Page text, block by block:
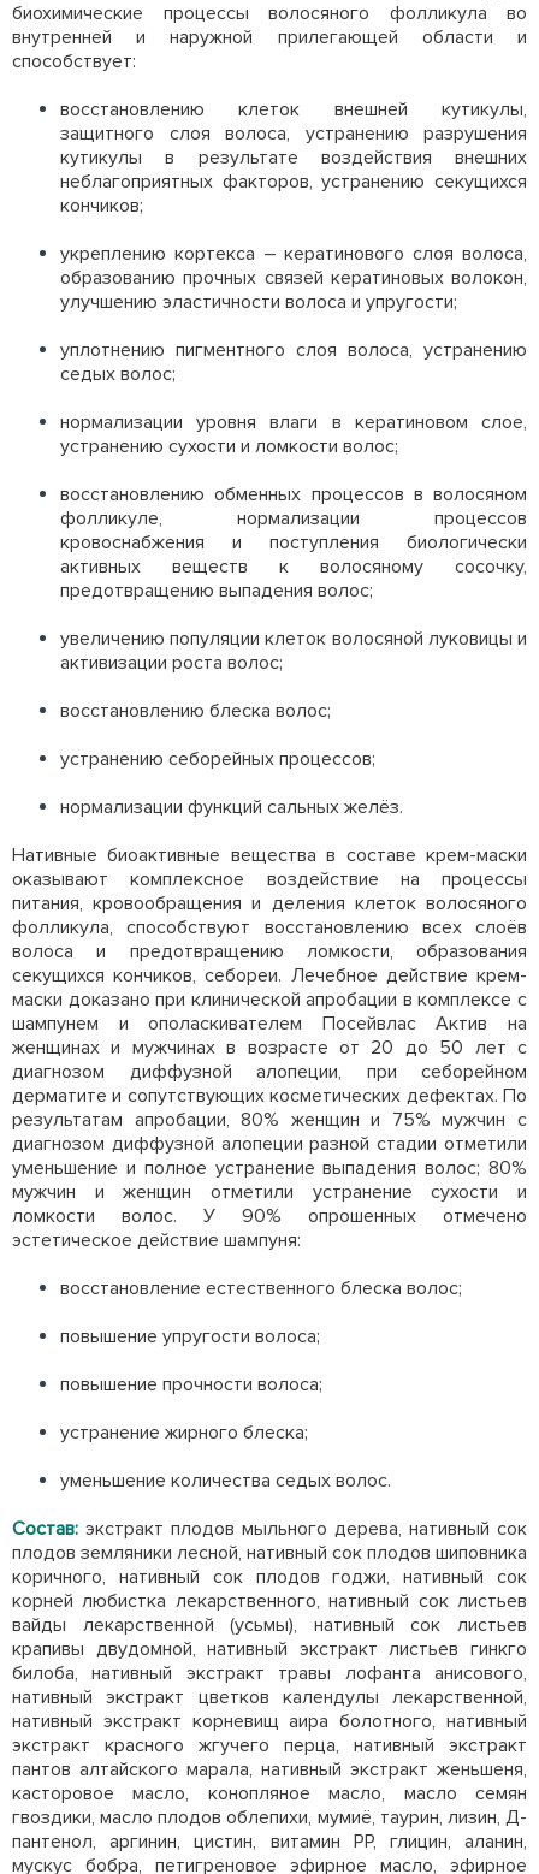
биохимические процессы волосяного фолликула во
внутренней и наружной прилегающей области и
способствует:
восстановлению клеток внешней кутикулы,
защитного слоя волоса, устранению разрушения
кутикулы в результате воздействия внешних
неблагоприятных факторов, устранению секущихся
кончиков;
укреплению кортекса – кератинового слоя волоса,
образованию прочных связей кератиновых волокон,
улучшению эластичности волоса и упругости;
уплотнению пигментного слоя волоса, устранению
седых волос;
нормализации уровня влаги в кератиновом слое,
устранению сухости и ломкости волос;
восстановлению обменных процессов в волосяном
фолликуле, нормализации процессов
кровоснабжения и поступления биологически
активных веществ к волосяному сосочку,
предотвращению выпадения волос;
увеличению популяции клеток волосяной луковицы и
активизации роста волос;
восстановлению блеска волос;
устранению себорейных процессов;
нормализации функций сальных желёз.
Нативные биоактивные вещества в составе крем-маски
оказывают комплексное воздействие на процессы
питания, кровообращения и деления клеток волосяного
фолликула, способствуют восстановлению всех слоёв
волоса и предотвращению ломкости, образования
секущихся кончиков, себореи. Лечебное действие крем-
маски доказано при клинической апробации в комплексе с
шампунем и ополаскивателем Посейвлас Актив на
женщинах и мужчинах в возрасте от 20 до 50 лет с
диагнозом диффузной алопеции, при себорейном
дерматите и сопутствующих косметических дефектах. По
результатам апробации, 80% женщин и 75% мужчин с
диагнозом диффузной алопеции разной стадии отметили
уменьшение и полное устранение выпадения волос; 80%
мужчин и женщин отметили устранение сухости и
ломкости волос. У 90% опрошенных отмечено
эстетическое действие шампуня:
восстановление естественного блеска волос;
повышение упругости волоса;
повышение прочности волоса;
устранение жирного блеска;
уменьшение количества седых волос.
Состав: экстракт плодов мыльного дерева, нативный сок
плодов земляники лесной, нативный сок плодов шиповника
коричного, нативный сок плодов годжи, нативный сок
корней любистка лекарственного, нативный сок листьев
вайды лекарственной (усьмы), нативный сок листьев
крапивы двудомной, нативный экстракт листьев гинкго
билоба, нативный экстракт травы лофанта анисового,
нативный экстракт цветков календулы лекарственной,
нативный экстракт корневищ аира болотного, нативный
экстракт красного жгучего перца, нативный экстракт
пантов алтайского марала, нативный экстракт женьшеня,
касторовое масло, конопляное масло, масло семян
гвоздики, масло плодов облепихи, мумиё, таурин, лизин, Д-
пантенол, аргинин, цистин, витамин РР, глицин, аланин,
мускус бобра, петигреновое эфирное масло, эфирное